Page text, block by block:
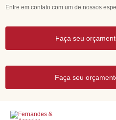
Entre em contato com um de nossos
Faça seu
Faça seu